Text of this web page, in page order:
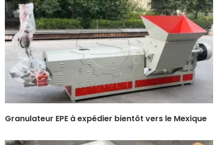
Granulateur EPE à expédier bientôt vers le Mexique